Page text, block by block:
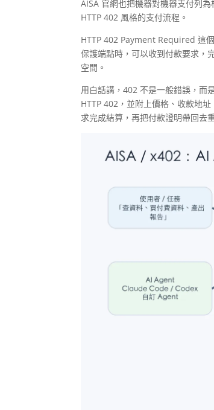
AISA 官網也把機器對機器支付列
HTTP 402 風格的支付流程。
HTTP 402 Payment Required 這
保護端點時，可以收到付款要求，
空間。
用白話講，402 不是一般錯誤，而
HTTP 402，並附上價格、收款地
求完成結算，再把付款證明帶回去